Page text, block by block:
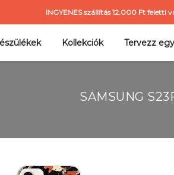
INGYENES szállítás 12.000 Ft feletti
Kollekciók Tervezz
SAMSUNG